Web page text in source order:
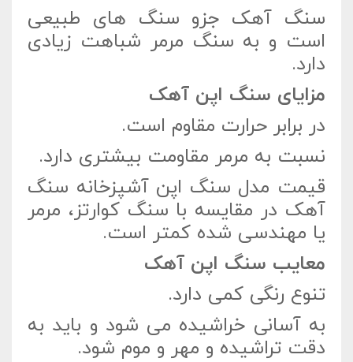
سنگ آهک جزو سنگ های طبیعی
است و به سنگ مرمر شباهت زیادی
دارد.
مزایای سنگ اپن آهک
در برابر حرارت مقاوم است.
نسبت به مرمر مقاومت بیشتری دارد.
قیمت مدل سنگ اپن آشپزخانه سنگ
آهک در مقایسه با سنگ کوارتز، مرمر
یا مهندسی شده کمتر است.
معایب سنگ اپن آهک
تنوع رنگی کمی دارد.
به آسانی خراشیده می شود و باید به
دقت تراشیده و مهر و موم شود.